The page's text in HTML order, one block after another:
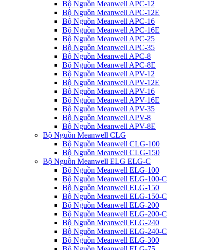
Bộ Nguồn Meanwell APC-12
Bộ Nguồn Meanwell APC-12E
Bộ Nguồn Meanwell APC-16
Bộ Nguồn Meanwell APC-16E
Bộ Nguồn Meanwell APC-25
Bộ Nguồn Meanwell APC-35
Bộ Nguồn Meanwell APC-8
Bộ Nguồn Meanwell APC-8E
Bộ Nguồn Meanwell APV-12
Bộ Nguồn Meanwell APV-12E
Bộ Nguồn Meanwell APV-16
Bộ Nguồn Meanwell APV-16E
Bộ Nguồn Meanwell APV-35
Bộ Nguồn Meanwell APV-8
Bộ Nguồn Meanwell APV-8E
Bộ Nguồn Meanwell CLG
Bộ Nguồn Meanwell CLG-100
Bộ Nguồn Meanwell CLG-150
Bộ Nguồn Meanwell ELG ELG-C
Bộ Nguồn Meanwell ELG-100
Bộ Nguồn Meanwell ELG-100-C
Bộ Nguồn Meanwell ELG-150
Bộ Nguồn Meanwell ELG-150-C
Bộ Nguồn Meanwell ELG-200
Bộ Nguồn Meanwell ELG-200-C
Bộ Nguồn Meanwell ELG-240
Bộ Nguồn Meanwell ELG-240-C
Bộ Nguồn Meanwell ELG-300